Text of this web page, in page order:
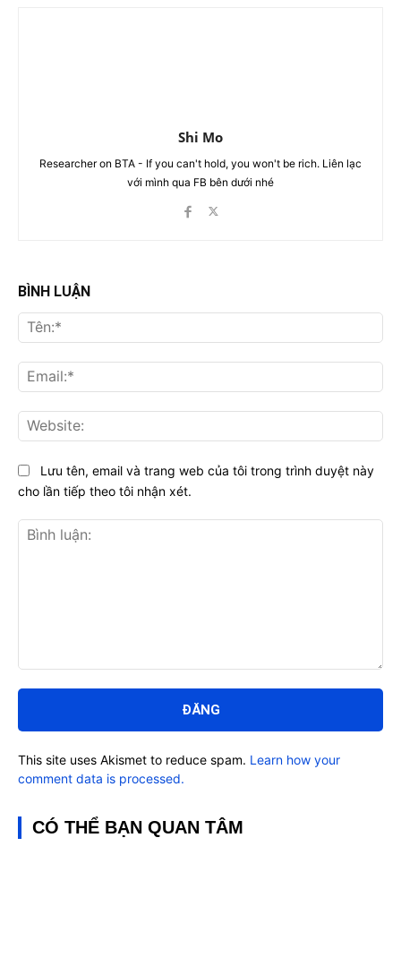
Shi Mo
Researcher on BTA - If you can't hold, you won't be rich. Liên lạc
với mình qua FB bên dưới nhé
BÌNH LUẬN
luận:
Lưu tên, email và trang web của tôi trong trình duyệt này
cho lần tiếp theo tôi nhận xét.
This site uses Akismet to reduce spam. Learn how your
comment data is processed.
CÓ THỂ BẠN QUAN TÂM